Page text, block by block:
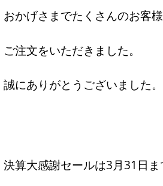
おかげさまでたくさんのお客
ご注文をいただきました。
誠にありがとうございました。
決算大感謝セールは3月31日ま